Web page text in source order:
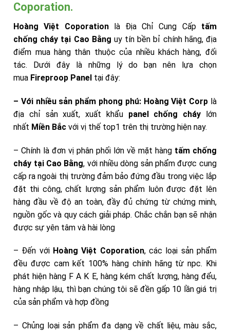
Coporation.
Hoàng Việt Coporationlà Địa Chỉ Cung Cấp tấm
chống cháy tại Cao Bằng uy tín bền bỉ chính hãng, địa
điểm mua hàng thân thuộc của nhiều khách hàng, đối
tác. Dưới đây là những lý do bạn nên lựa chọn
mua Fireproop Panel tại đây:
– Với nhiều sản phẩm phong phú: Hoàng Việt Corp là
địa chỉ sản xuất, xuất khẩu panel chống cháy lớn
nhất Miền Bắc với vị thế top1 trên thị trường hiện nay.
– Chính là đơn vị phân phối lớn về mặt hàng tấm chống
cháy tại Cao Bằng, với nhiều dòng sản phẩm được cung
cấp ra ngoài thị trường đảm bảo đứng đầu trong việc lắp
đặt thi công, chất lượng sản phẩm luôn được đặt lên
hàng đầu về độ an toàn, đầy đủ chứng từ chứng minh,
nguồn gốc và quy cách giải pháp. Chắc chắn bạn sẽ nhận
được sự yên tâm và hài lòng
– Đến với Hoàng Việt Coporation, các loại sản phẩm
đều được cam kết 100% hàng chính hãng từ npc. Khi
phát hiện hàng F A K E, hàng kém chất lượng, hàng đểu,
hàng nhập lậu, thì bạn chúng tôi sẽ đền gấp 10 lần giá trị
của sản phẩm và hợp đồng
– Chủng loại sản phẩm đa dạng về chất liệu, màu sắc,